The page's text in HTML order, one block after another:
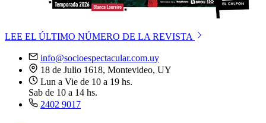
LEE EL ÚLTIMO NÚMERO DE LA REVISTA
info@socioespectacular.com.uy
18 de Julio 1618, Montevideo, UY
Lun a Vie de 10 a 19 hs.
Sab de 10 a 14 hs.
2402 9017